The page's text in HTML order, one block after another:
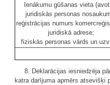
Ienākumu gūšanas vieta
juridiskās personas
reģistrācijas numurs
juridiskā adrese;
fiziskās personas vārds un
8. Deklarācijas iesniedzēja
katra darījuma apmērs atsevišķi